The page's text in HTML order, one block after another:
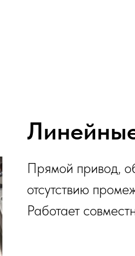
Прямой привод,
отсутствию
Работает